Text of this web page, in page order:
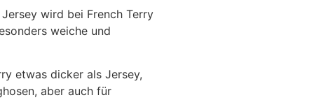
wird bei French Terry
weiche und
etwas dicker als Jersey,
aber auch für